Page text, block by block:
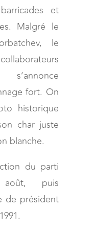
et
Malgré le
le
s’annonce
fort. On
historique
char juste
blanche.
du parti
puis
de président